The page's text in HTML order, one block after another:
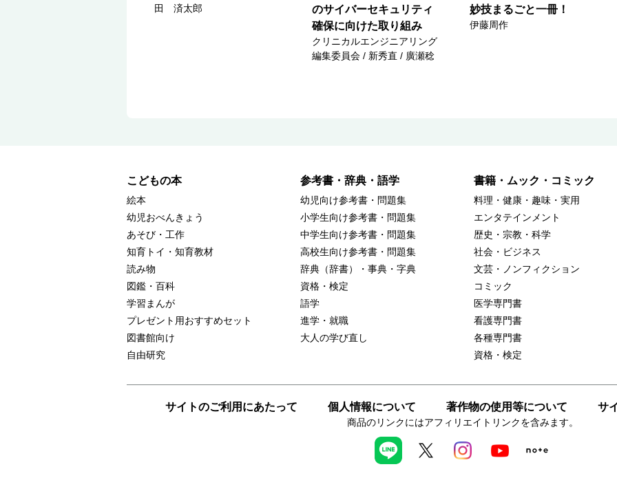
田 済太郎
のサイバーセキュリティ
確保に向けた取り組み
クリニカルエンジニアリング
編集委員会 / 新秀直 / 廣瀬稔
妙技まるごと一冊！
伊藤周作
こどもの本
絵本
幼児おべんきょう
あそび・工作
知育トイ・知育教材
読み物
図鑑・百科
学習まんが
プレゼント用おすすめセット
図書館向け
自由研究
参考書・辞典・語学
幼児向け参考書・問題集
小学生向け参考書・問題集
中学生向け参考書・問題集
高校生向け参考書・問題集
辞典（辞書）・事典・字典
資格・検定
語学
進学・就職
大人の学び直し
書籍・ムック・コミック
料理・健康・趣味・実用
エンタテインメント
歴史・宗教・科学
社会・ビジネス
文芸・ノンフィクション
コミック
医学専門書
看護専門書
各種専門書
資格・検定
サイトのご利用にあたって 個人情報について 著作物の使用等について サ
商品のリンクにはアフィリエイトリンクを含みます。